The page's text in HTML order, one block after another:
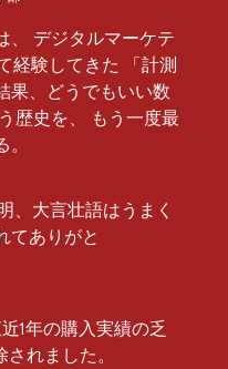
、 デジタルマーケテ
経験してきた 「計測
果、どうでもいい数
歴史を、 もう一度最
、大言壮語はうまく
てありがと
1年の購入実績の乏
れました。